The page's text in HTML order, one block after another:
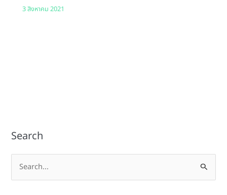
3 สิงหาคม 2021
Search
e